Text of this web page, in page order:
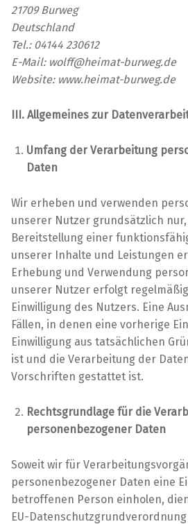
21709 Burweg
Deutschland
Tel.: 04144 230612
E-Mail: wolff@heimat-burweg.de
Website: www.heimat-burweg.de
III. Allgemeines zur
Umfang der Verarbeitung
Daten
Wir erheben und verwenden
unserer Nutzer grundsätzlich
Bereitstellung einer
unserer Inhalte und Leistungen
Erhebung und Verwendung
unserer Nutzer erfolgt
Einwilligung des Nutzers. Eine
Fällen, in denen eine vorherige
Einwilligung aus tatsächlichen
ist und die Verarbeitung der
Vorschriften gestattet ist.
Rechtsgrundlage für die
personenbezogener Daten
Soweit wir für
personenbezogener Daten eine
betroffenen Person einholen,
EU-Datenschutzgrundverordnung